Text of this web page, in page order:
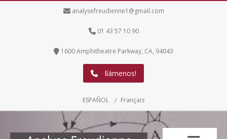
analysefreudienne1@gmail.com
01 43 57 10 90
1600 Amphitheatre Parkway, CA, 94043
llámenos!
ESPAÑOL Français